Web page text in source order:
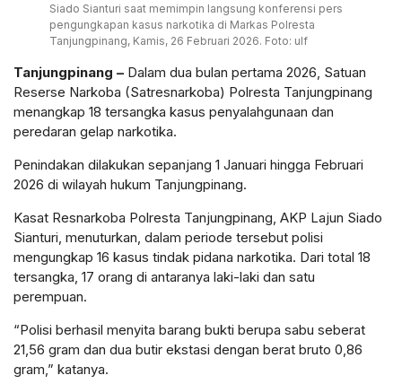
Siado Sianturi saat memimpin langsung konferensi pers
pengungkapan kasus narkotika di Markas Polresta
Tanjungpinang, Kamis, 26 Februari 2026. Foto: ulf
Tanjungpinang – Dalam dua bulan pertama 2026, Satuan
Reserse Narkoba (Satresnarkoba) Polresta Tanjungpinang
menangkap 18 tersangka kasus penyalahgunaan dan
peredaran gelap narkotika.
Penindakan dilakukan sepanjang 1 Januari hingga Februari
2026 di wilayah hukum Tanjungpinang.
Kasat Resnarkoba Polresta Tanjungpinang, AKP Lajun Siado
Sianturi, menuturkan, dalam periode tersebut polisi
mengungkap 16 kasus tindak pidana narkotika. Dari total 18
tersangka, 17 orang di antaranya laki-laki dan satu
perempuan.
“Polisi berhasil menyita barang bukti berupa sabu seberat
21,56 gram dan dua butir ekstasi dengan berat bruto 0,86
gram,” katanya.